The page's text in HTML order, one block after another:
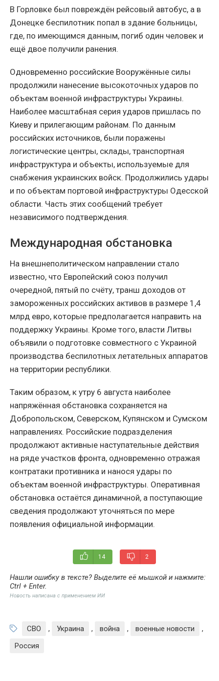
В Горловке был повреждён рейсовый автобус, а в
Донецке беспилотник попал в здание больницы,
где, по имеющимся данным, погиб один человек и
ещё двое получили ранения.
Одновременно российские Вооружённые силы
продолжили нанесение высокоточных ударов по
объектам военной инфраструктуры Украины.
Наиболее масштабная серия ударов пришлась по
Киеву и прилегающим районам. По данным
российских источников, были поражены
логистические центры, склады, транспортная
инфраструктура и объекты, используемые для
снабжения украинских войск. Продолжились удары
и по объектам портовой инфраструктуры Одесской
области. Часть этих сообщений требует
независимого подтверждения.
Международная обстановка
На внешнеполитическом направлении стало
известно, что Европейский союз получил
очередной, пятый по счёту, транш доходов от
замороженных российских активов в размере 1,4
млрд евро, которые предполагается направить на
поддержку Украины. Кроме того, власти Литвы
объявили о подготовке совместного с Украиной
производства беспилотных летательных аппаратов
на территории республики.
Таким образом, к утру 6 августа наиболее
напряжённая обстановка сохраняется на
Добропольском, Северском, Купянском и Сумском
направлениях. Российские подразделения
продолжают активные наступательные действия
на ряде участков фронта, одновременно отражая
контратаки противника и нанося удары по
объектам военной инфраструктуры. Оперативная
обстановка остаётся динамичной, а поступающие
сведения продолжают уточняться по мере
появления официальной информации.
14 2
Нашли ошибку в тексте? Выделите её мышкой и нажмите:
Ctrl + Enter.
Новость написана с применением ИИ
СВО , Украина , война , военные новости
,
Россия